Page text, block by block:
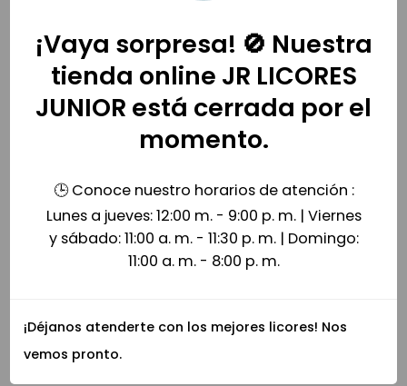
Licor Absenta Fleur de Lis 700ml
94,000
Aguardiente Blanco Fiesta 1000ml
$
¡Vaya sorpresa! 🚫 Nuestra
tienda online JR LICORES
JUNIOR está cerrada por el
momento.
🕒 Conoce nuestro horarios de atención :
Lunes a jueves: 12:00 m. - 9:00 p. m. | Viernes
y sábado: 11:00 a. m. - 11:30 p. m. | Domingo:
11:00 a. m. - 8:00 p. m.
¡Déjanos atenderte con los mejores licores! Nos
vemos pronto.